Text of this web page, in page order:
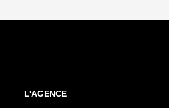
L'AGENCE